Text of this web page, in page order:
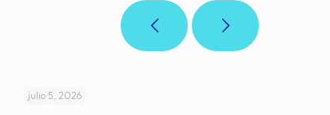
julio 5, 2026